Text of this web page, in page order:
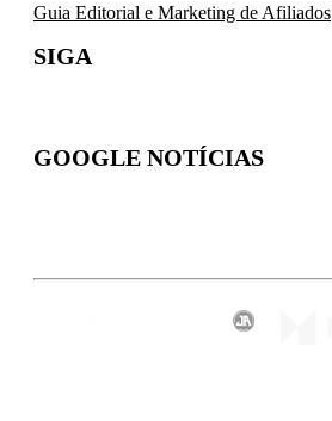
Guia Editorial e Marketing de Afiliados
SIGA
GOOGLE NOTÍCIAS